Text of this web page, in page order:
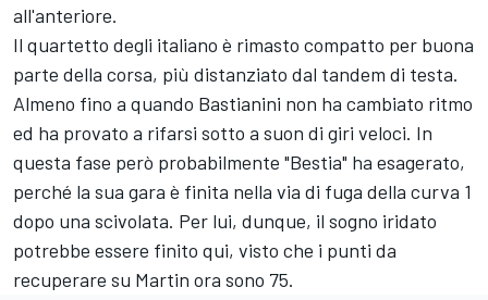
all'anteriore.
Il quartetto degli italiano è rimasto compatto per buona
parte della corsa, più distanziato dal tandem di testa.
Almeno fino a quando Bastianini non ha cambiato ritmo
ed ha provato a rifarsi sotto a suon di giri veloci. In
questa fase però probabilmente "Bestia" ha esagerato,
perché la sua gara è finita nella via di fuga della curva 1
dopo una scivolata. Per lui, dunque, il sogno iridato
potrebbe essere finito qui, visto che i punti da
recuperare su Martin ora sono 75.